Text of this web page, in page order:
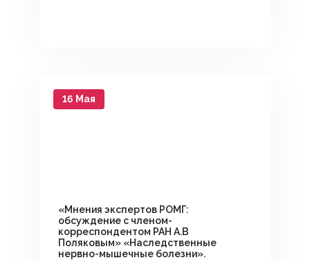
16 Мая
«Мнения экспертов РОМГ:
обсуждение с членом-
корреспондентом РАН А.В
Поляковым» «Наследственные
нервно-мышечные болезни».